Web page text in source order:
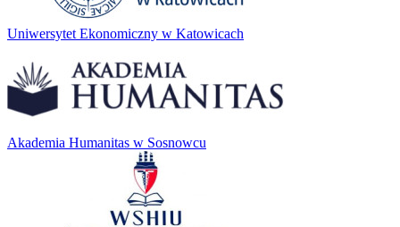
Uniwersytet Ekonomiczny w Katowicach
Akademia Humanitas w Sosnowcu